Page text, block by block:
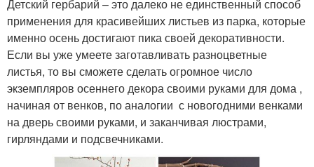
Детский гербарий – это далеко не единственный способ
применения для красивейших листьев из парка, которые
именно осень достигают пика своей декоративности.
Если вы уже умеете заготавливать разноцветные
листья, то вы сможете сделать огромное число
экземпляров осеннего декора своими руками для дома ,
начиная от венков, по аналогии с новогодними венками
на дверь своими руками, и заканчивая люстрами,
гирляндами и подсвечниками.